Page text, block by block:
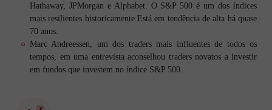
Hathaway, JPMorgan e Alphabet. O S&P 500 é um dos índices
mais resilientes historicamente.Está em tendência de alta há quase
70 anos.
Marc Andreessen, um dos traders mais influentes de todos os
tempos, em uma entrevista aconselhou traders novatos a investir
em fundos que investem no índice S&P 500.